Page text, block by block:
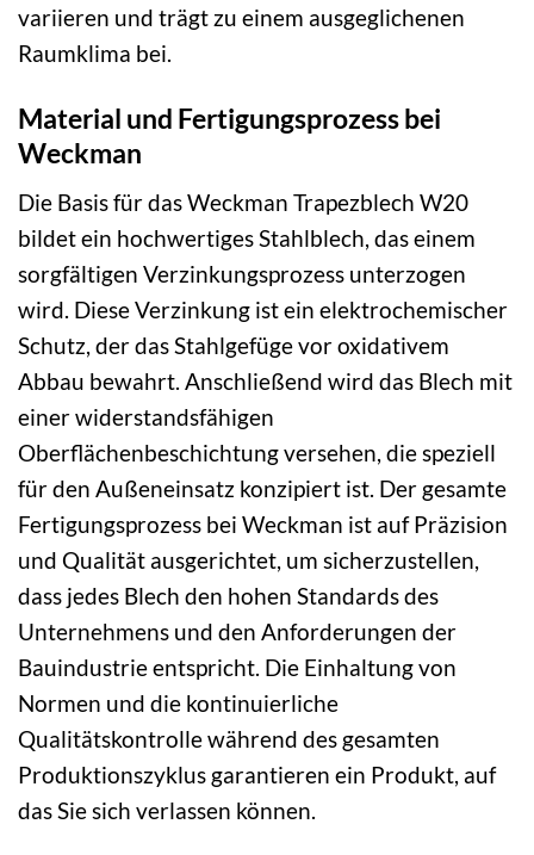
variieren und trägt zu einem ausgeglichenen
Raumklima bei.
Material und Fertigungsprozess bei
Weckman
Die Basis für das Weckman Trapezblech W20
bildet ein hochwertiges Stahlblech, das einem
sorgfältigen Verzinkungsprozess unterzogen
wird. Diese Verzinkung ist ein elektrochemischer
Schutz, der das Stahlgefüge vor oxidativem
Abbau bewahrt. Anschließend wird das Blech mit
einer widerstandsfähigen
Oberflächenbeschichtung versehen, die speziell
für den Außeneinsatz konzipiert ist. Der gesamte
Fertigungsprozess bei Weckman ist auf Präzision
und Qualität ausgerichtet, um sicherzustellen,
dass jedes Blech den hohen Standards des
Unternehmens und den Anforderungen der
Bauindustrie entspricht. Die Einhaltung von
Normen und die kontinuierliche
Qualitätskontrolle während des gesamten
Produktionszyklus garantieren ein Produkt, auf
das Sie sich verlassen können.